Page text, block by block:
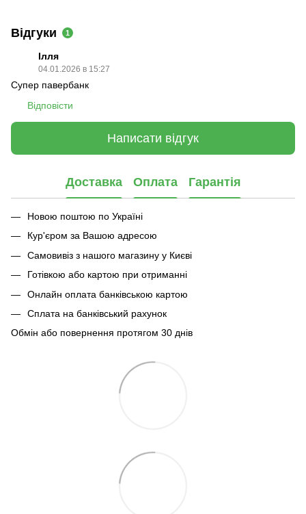
Відгуки 1
Ілля
04.01.2026 в 15:27
Супер павербанк
Відповісти
Написати відгук
Доставка Оплата Гарантія
Новою поштою по Україні
Кур'єром за Вашою адресою
Самовивіз з нашого магазину у Києві
Готівкою або картою при отриманні
Онлайн оплата банківською картою
Сплата на банківський рахунок
Обмін або повернення протягом 30 днів